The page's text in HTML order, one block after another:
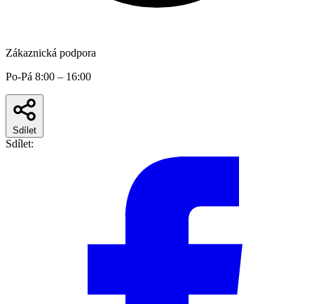
Zákaznická podpora
Po-Pá 8:00 – 16:00
Sdílet
Sdílet: